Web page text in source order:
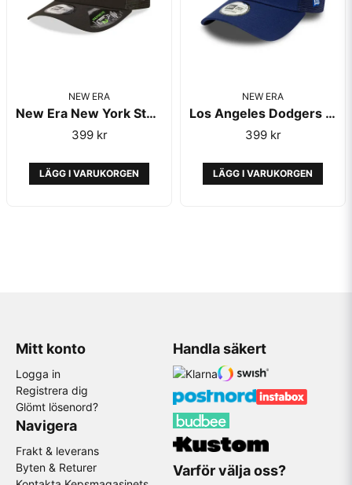
NEW ERA
New Era New York State Black A-Frame Trucker Repreve - New Era
399 kr
LÄGG I VARUKORGEN
NEW ERA
Los Angeles Dodgers Team Camo Infill Blue A-Frame Trucker - New Era
399 kr
LÄGG I VARUKORGEN
Mitt konto
Logga in
Registrera dig
Glömt lösenord?
Navigera
Frakt & leverans
Byten & Returer
Handla säkert
Varför välja oss?